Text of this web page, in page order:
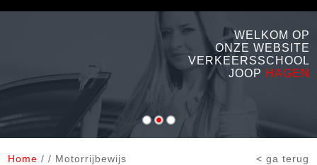
WELKOM OP
ONZE WEBSITE
VERKEERSSCHOOL
JOOP HAGEN
Home / / Motorrijbewijs < ga terug